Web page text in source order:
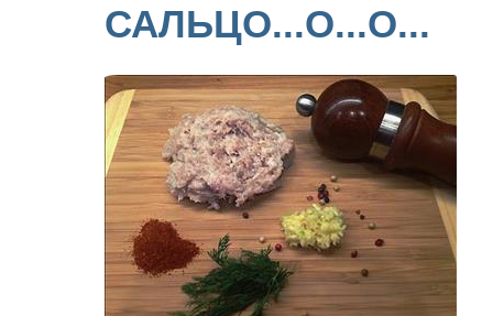
САЛЬЦО...О...О...